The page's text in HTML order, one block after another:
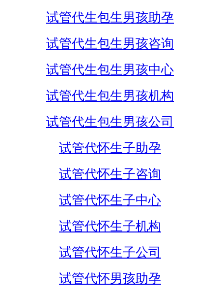
试管代生包生男孩助孕
试管代生包生男孩咨询
试管代生包生男孩中心
试管代生包生男孩机构
试管代生包生男孩公司
试管代怀生子助孕
试管代怀生子咨询
试管代怀生子中心
试管代怀生子机构
试管代怀生子公司
试管代怀男孩助孕